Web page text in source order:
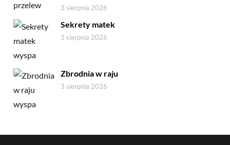
3 sierpnia 2026
Sekrety matek
3 sierpnia 2026
Zbrodnia w raju
3 sierpnia 2026